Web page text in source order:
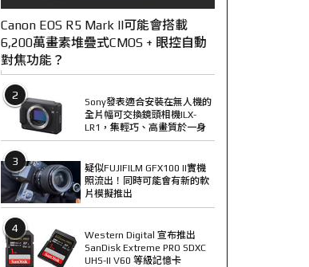
Canon EOS R5 Mark II可能會搭載
6,200萬畫素堆疊式CMOS + 眼控自動
對焦功能？
2
Sony發表適合安裝在無人機的
全片幅可交換鏡頭相機ILX-
LR1，集輕巧、高畫質於一身
3
疑似FUJIFILM GFX100 II實機
照流出！同時可能會有新的軟
片模擬推出
4
Western Digital 宣布推出
SanDisk Extreme PRO SDXC
UHS-II V60 等級記憶卡